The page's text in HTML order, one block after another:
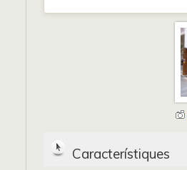
Característiques